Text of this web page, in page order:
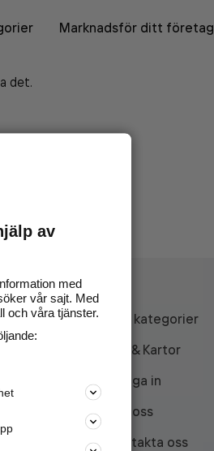
Marknadsför ditt företag
det.
på
dig.
Alla kategorier
API & Kartor
Logga in
Om oss
Kontakta oss
av
med
vår sajt. Med
och våra tjänster.